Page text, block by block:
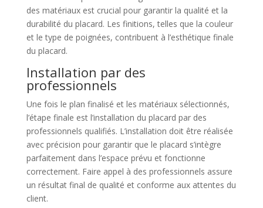
des matériaux est crucial pour garantir la qualité et la
durabilité du placard. Les finitions, telles que la couleur
et le type de poignées, contribuent à l’esthétique finale
du placard.
Installation par des
professionnels
Une fois le plan finalisé et les matériaux sélectionnés,
l’étape finale est l’installation du placard par des
professionnels qualifiés. L’installation doit être réalisée
avec précision pour garantir que le placard s’intègre
parfaitement dans l’espace prévu et fonctionne
correctement. Faire appel à des professionnels assure
un résultat final de qualité et conforme aux attentes du
client.